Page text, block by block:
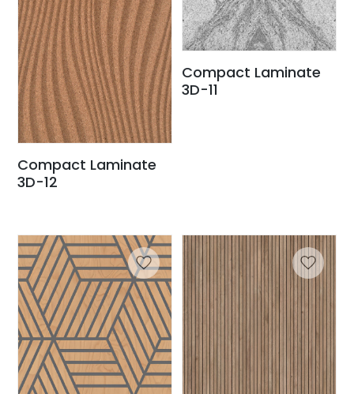
Compact Laminate
3D-12
Compact Laminate
3D-11